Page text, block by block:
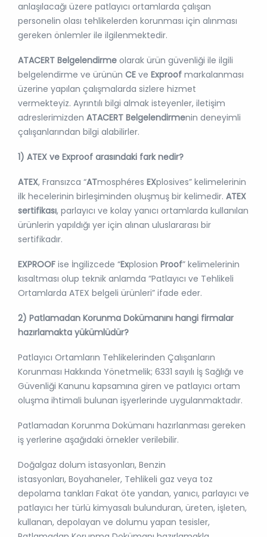
anlaşılacağı üzere patlayıcı ortamlarda çalışan
personelin olası tehlikelerden korunması için alınması
gereken önlemler ile ilgilenmektedir.
ATACERT Belgelendirme olarak ürün güvenliği ile ilgili
belgelendirme ve ürünün CE ve Exproof markalanması
üzerine yapılan çalışmalarda sizlere hizmet
vermekteyiz. Ayrıntılı bilgi almak isteyenler, iletişim
adreslerimizden ATACERT Belgelendirmenin deneyimli
çalışanlarından bilgi alabilirler.
1) ATEX ve Exproof arasındaki fark nedir?
ATEX, Fransızca “ATmosphéres EXplosives” kelimelerinin
ilk hecelerinin birleşiminden oluşmuş bir kelimedir. ATEX
sertifikası, parlayıcı ve kolay yanıcı ortamlarda kullanılan
ürünlerin yapıldığı yer için alınan uluslararası bir
sertifikadır.
EXPROOF ise İngilizcede “Explosion Proof” kelimelerinin
kısaltması olup teknik anlamda “Patlayıcı ve Tehlikeli
Ortamlarda ATEX belgeli ürünleri” ifade eder.
2) Patlamadan Korunma Dokümanını hangi firmalar
hazırlamakta yükümlüdür?
Patlayıcı Ortamların Tehlikelerinden Çalışanların
Korunması Hakkında Yönetmelik; 6331 sayılı İş Sağlığı ve
Güvenliği Kanunu kapsamına giren ve patlayıcı ortam
oluşma ihtimali bulunan işyerlerinde uygulanmaktadır.
Patlamadan Korunma Dokümanı hazırlanması gereken
iş yerlerine aşağıdaki örnekler verilebilir.
Doğalgaz dolum istasyonları, Benzin
istasyonları, Boyahaneler, Tehlikeli gaz veya toz
depolama tankları Fakat öte yandan, yanıcı, parlayıcı ve
patlayıcı her türlü kimyasalı bulunduran, üreten, işleten,
kullanan, depolayan ve dolumu yapan tesisler,